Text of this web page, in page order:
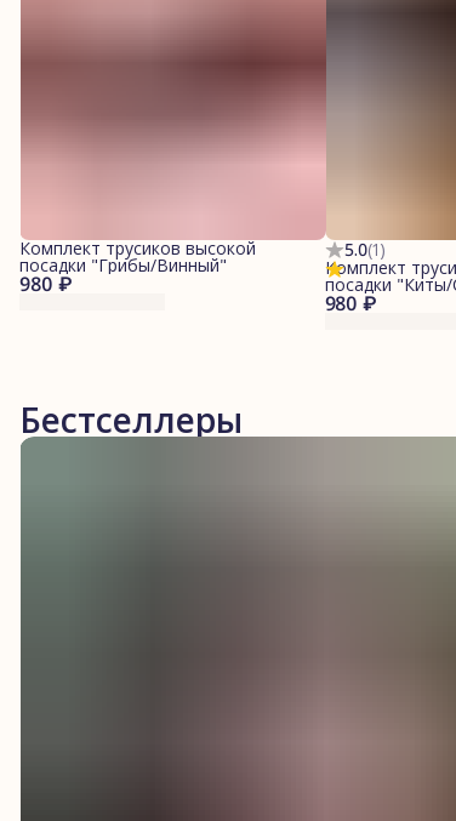
980 ₽
Комплект трусиков высокой
посадки "Грибы/Винный"
5.0(1)
980 ₽
Комплект
посадки
Бестселлеры